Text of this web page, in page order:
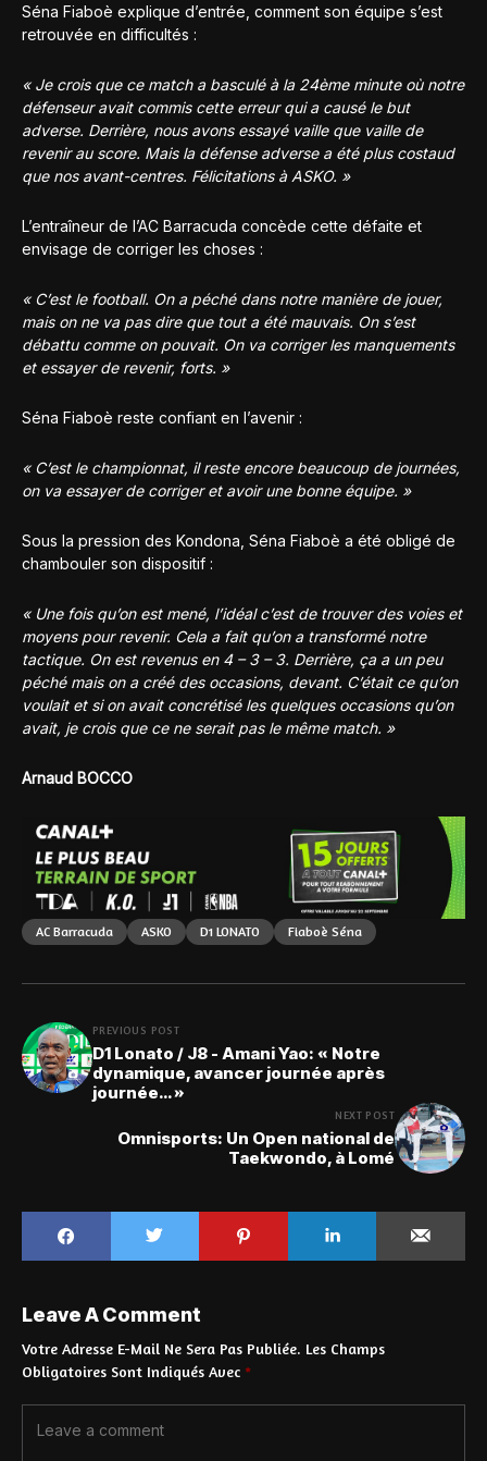
Séna Fiaboè explique d’entrée, comment son équipe s’est
retrouvée en difficultés :
« Je crois que ce match a basculé à la 24ème minute où notre
défenseur avait commis cette erreur qui a causé le but
adverse. Derrière, nous avons essayé vaille que vaille de
revenir au score. Mais la défense adverse a été plus costaud
que nos avant-centres. Félicitations à ASKO. »
L’entraîneur de l’AC Barracuda concède cette défaite et
envisage de corriger les choses :
« C’est le football. On a péché dans notre manière de jouer,
mais on ne va pas dire que tout a été mauvais. On s’est
débattu comme on pouvait. On va corriger les manquements
et essayer de revenir, forts. »
Séna Fiaboè reste confiant en l’avenir :
« C’est le championnat, il reste encore beaucoup de journées,
on va essayer de corriger et avoir une bonne équipe. »
Sous la pression des Kondona, Séna Fiaboè a été obligé de
chambouler son dispositif :
« Une fois qu’on est mené, l’idéal c’est de trouver des voies et
moyens pour revenir. Cela a fait qu’on a transformé notre
tactique. On est revenus en 4 – 3 – 3. Derrière, ça a un peu
péché mais on a créé des occasions, devant. C’était ce qu’on
voulait et si on avait concrétisé les quelques occasions qu’on
avait, je crois que ce ne serait pas le même match. »
Arnaud BOCCO
AC Barracuda ASKO D1 LONATO Fiaboè Séna
PREVIOUS POST
D1 Lonato / J8 - Amani Yao: « Notre
dynamique, avancer journée après
journée… »
NEXT POST
Omnisports: Un Open national de
Taekwondo, à Lomé
Leave A Comment
Votre Adresse E-Mail Ne Sera Pas Publiée. Les Champs
Obligatoires Sont Indiqués Avec *